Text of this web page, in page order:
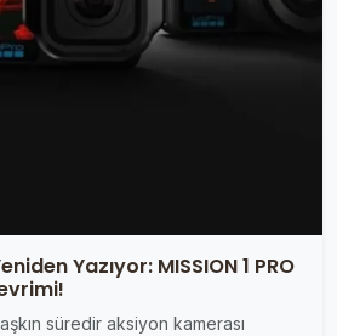
Yazıyor: MISSION 1 PRO
süredir aksiyon kamerası